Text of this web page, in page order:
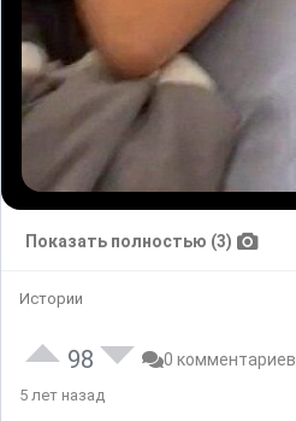
Показать полностью (3)
Истории
98 0 комментариев
5 лет назад